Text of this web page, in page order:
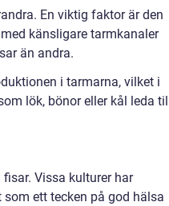
En viktig faktor är den
känsligare tarmkanaler
än andra.
i tarmarna, vilket i
lök, bönor eller kål leda till
Vissa kulturer har
ett tecken på god hälsa